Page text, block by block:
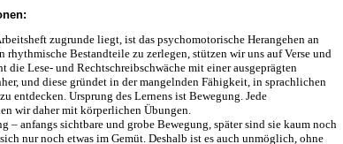
zugrunde liegt, ist das psychomotorische Herangehen an
rhythmische Bestandteile zu zerlegen, stützen wir uns auf Verse und
die Lese- und Rechtschreibschwäche mit einer ausgeprägten
und diese gründet in der mangelnden Fähigkeit, in sprachlichen
entdecken. Ursprung des Lernens ist Bewegung. Jede
wir daher mit körperlichen Übungen.
– anfangs sichtbare und grobe Bewegung, später sind sie kaum noch
nur noch etwas im Gemüt. Deshalb ist es auch unmöglich, ohne